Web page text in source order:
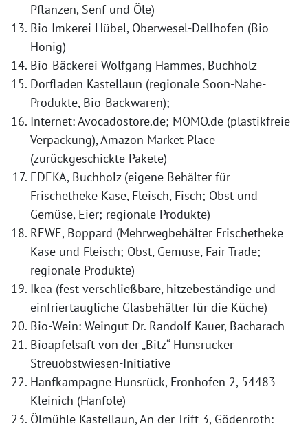
Pflanzen, Senf und Öle)
Bio Imkerei Hübel, Oberwesel-Dellhofen (Bio
Honig)
Bio-Bäckerei Wolfgang Hammes, Buchholz
Dorfladen Kastellaun (regionale Soon-Nahe-
Produkte, Bio-Backwaren);
Internet: Avocadostore.de; MOMO.de (plastikfreie
Verpackung), Amazon Market Place
(zurückgeschickte Pakete)
EDEKA, Buchholz (eigene Behälter für
Frischetheke Käse, Fleisch, Fisch; Obst und
Gemüse, Eier; regionale Produkte)
REWE, Boppard (Mehrwegbehälter Frischetheke
Käse und Fleisch; Obst, Gemüse, Fair Trade;
regionale Produkte)
Ikea (fest verschließbare, hitzebeständige und
einfriertaugliche Glasbehälter für die Küche)
Bio-Wein: Weingut Dr. Randolf Kauer, Bacharach
Bioapfelsaft von der „Bitz“ Hunsrücker
Streuobstwiesen-Initiative
Hanfkampagne Hunsrück, Fronhofen 2, 54483
Kleinich (Hanföle)
Ölmühle Kastellaun, An der Trift 3, Gödenroth: